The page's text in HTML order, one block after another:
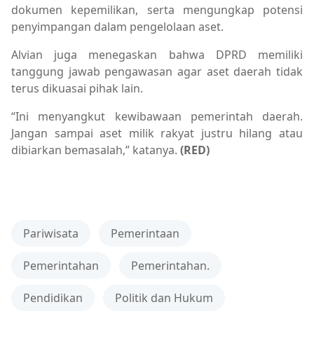
dokumen kepemilikan, serta mengungkap potensi
penyimpangan dalam pengelolaan aset.
Alvian juga menegaskan bahwa DPRD memiliki
tanggung jawab pengawasan agar aset daerah tidak
terus dikuasai pihak lain.
“Ini menyangkut kewibawaan pemerintah daerah.
Jangan sampai aset milik rakyat justru hilang atau
dibiarkan bemasalah,” katanya. (RED)
Pariwisata Pemerintaan
Pemerintahan Pemerintahan.
Pendidikan Politik dan Hukum